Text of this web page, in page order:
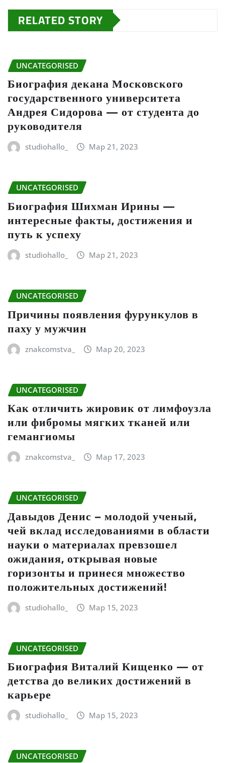
RELATED STORY
UNCATEGORISED
Биография декана Московского
государственного университета
Андрея Сидорова — от студента до
руководителя
studiohallo_ Мар 21, 2023
UNCATEGORISED
Биография Шихман Ирины —
интересные факты, достижения и
путь к успеху
studiohallo_ Мар 21, 2023
UNCATEGORISED
Причины появления фурункулов в
паху у мужчин
znakcomstva_ Мар 20, 2023
UNCATEGORISED
Как отличить жировик от лимфоузла
или фибромы мягких тканей или
гемангиомы
znakcomstva_ Мар 17, 2023
UNCATEGORISED
Давыдов Денис – молодой ученый,
чей вклад исследованиями в области
науки о материалах превзошел
ожидания, открывая новые
горизонты и принеся множество
положительных достижений!
studiohallo_ Мар 15, 2023
UNCATEGORISED
Биография Виталий Кищенко — от
детства до великих достижений в
карьере
studiohallo_ Мар 15, 2023
UNCATEGORISED